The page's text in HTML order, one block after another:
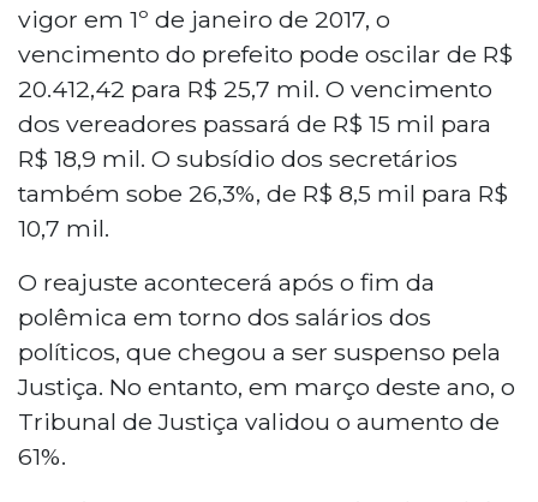
vigor em 1º de janeiro de 2017, o
vencimento do prefeito pode oscilar de R$
20.412,42 para R$ 25,7 mil. O vencimento
dos vereadores passará de R$ 15 mil para
R$ 18,9 mil. O subsídio dos secretários
também sobe 26,3%, de R$ 8,5 mil para R$
10,7 mil.
O reajuste acontecerá após o fim da
polêmica em torno dos salários dos
políticos, que chegou a ser suspenso pela
Justiça. No entanto, em março deste ano, o
Tribunal de Justiça validou o aumento de
61%.